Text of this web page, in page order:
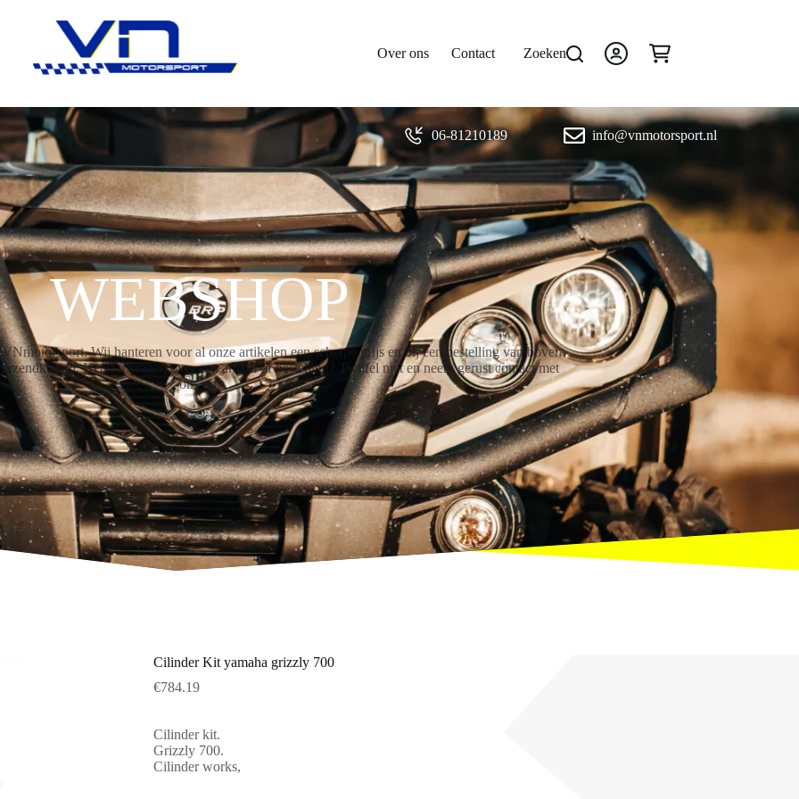
Over ons Contact Zoeken Winkelwagen
WEBSHOP
Wij hanteren voor al onze artikelen een scherpe prijs en bij een bestelling van boven
Heeft u vragen over een artikel of bestelling? Twijfel niet en neem gerust contact met
ons op!
06-81210189 info@vnmotorsport.nl
Cilinder Kit yamaha grizzly 700
€784.19
Cilinder kit.
Grizzly 700.
Cilinder works,